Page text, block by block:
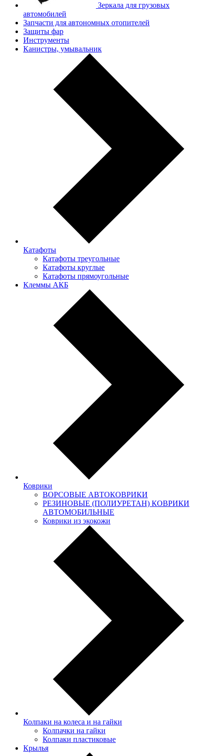
Зеркала для грузовых
автомобилей
Запчасти для автономных отопителей
Защиты фар
Инструменты
Канистры, умывальник
Катафоты
Катафоты треугольные
Катафоты круглые
Катафоты прямоугольные
Клеммы АКБ
Коврики
ВОРСОВЫЕ АВТОКОВРИКИ
РЕЗИНОВЫЕ (ПОЛИУРЕТАН) КОВРИКИ
АВТОМОБИЛЬНЫЕ
Коврики из экокожи
Колпаки на колеса и на гайки
Колпачки на гайки
Колпаки пластиковые
Крылья